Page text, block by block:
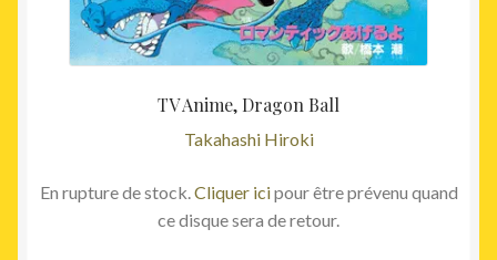
TV Anime, Dragon Ball
Takahashi Hiroki
En rupture de stock. Cliquer icipour être prévenu quand
ce disque sera de retour.